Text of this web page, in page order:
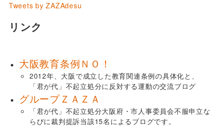
Tweets by ZAZAdesu
リンク
大阪教育条例ＮＯ！
2012年、大阪で成立した教育関連条例の具体化と、
「君が代」不起立処分に反対する運動の交流ブログ
グループＺＡＺＡ
「君が代」不起立処分大阪府・市人事委員会不服申立な
らびに裁判提訴当該15名によるブログです。